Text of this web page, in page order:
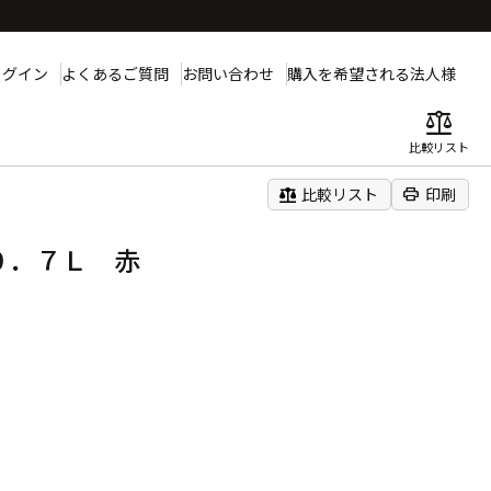
イン よくあるご質問 お問い合わせ 購入を希望される法人様
balance
比較リスト
balance 比較リスト print 印刷
．７Ｌ 赤